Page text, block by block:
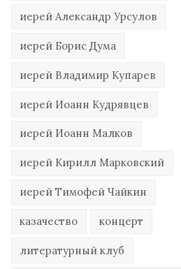
иерей Александр Урсулов
иерей Борис Дума
иерей Владимир Купарев
иерей Иоанн Кудрявцев
иерей Иоанн Малков
иерей Кирилл Марковский
иерей Тимофей Чайкин
казачество концерт
литературный клуб